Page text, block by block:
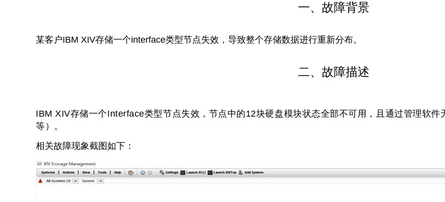
一、故障背景
某客户IBM XIV存储一个interface类型节点失效，导致整个存储数据进行重新分布。
二、故障描述
IBM XIV存储一个Interface类型节点失效，节点中的12块硬盘模块状态全部不可用，且通过管理软
等）。
相关故障现象截图如下：